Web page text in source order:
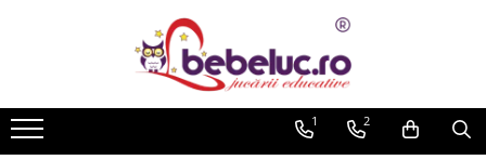
Toate Produsele
Jucarii pe varste
Jucarii educative
1 2